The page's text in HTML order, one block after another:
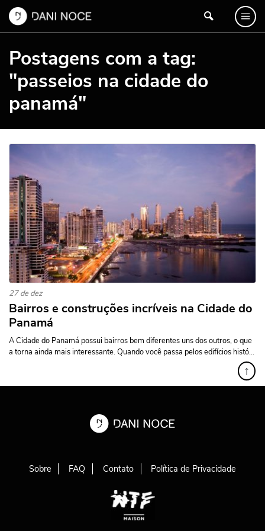
Postagens com a tag:
"passeios na cidade do
panamá"
27 de dez
Bairros e construções incríveis na Cidade do
Panamá
A Cidade do Panamá possui bairros bem diferentes uns dos outros, o que
a torna ainda mais interessante. Quando você passa pelos edifícios histó...
↑
Sobre FAQ Contato Política de Privacidade